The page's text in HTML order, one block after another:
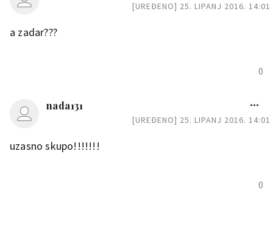
[UREĐENO] 25. LIPANJ 2016. 14:01
a zadar???
0
nada131
[UREĐENO] 25. LIPANJ 2016. 14:01
uzasno skupo!!!!!!!
0